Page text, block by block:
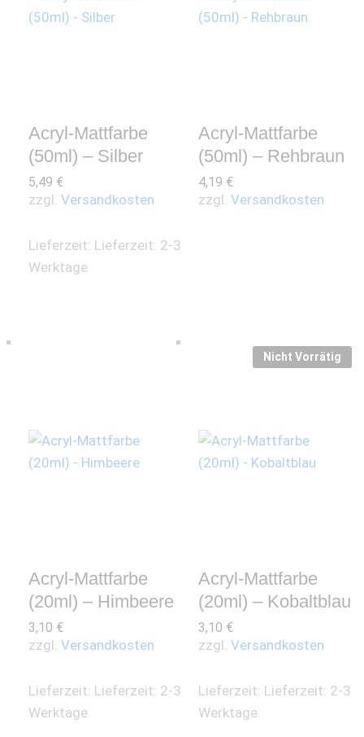
Acryl-Mattfarbe
(50ml) – Silber
5,49 €
zzgl. Versandkosten
Lieferzeit: Lieferzeit: 2-3
Werktage
Acryl-Mattfarbe
(50ml) – Rehbraun
4,19 €
zzgl. Versandkosten
Acryl-Mattfarbe
(20ml) – Himbeere
3,10 €
zzgl. Versandkosten
Lieferzeit: Lieferzeit: 2-3
Werktage
Nicht Vorrätig
Acryl-Mattfarbe
(20ml) – Kobaltblau
3,10 €
zzgl. Versandkosten
Lieferzeit: Lieferzeit: 2-3
Werktage